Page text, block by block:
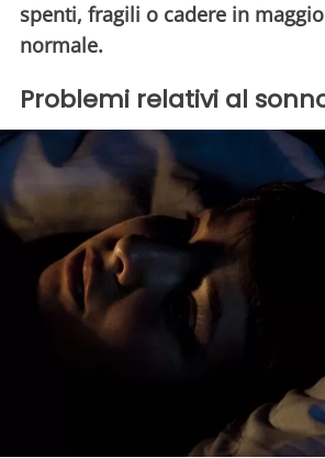
spenti, fragili o cadere in
normale.
Problemi relativi al